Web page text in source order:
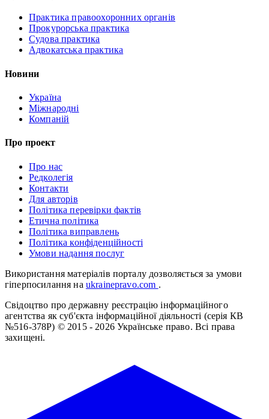
Практика правоохоронних органів
Прокурорська практика
Судова практика
Адвокатська практика
Новини
Україна
Міжнародні
Компаній
Про проект
Про нас
Редколегія
Контакти
Для авторів
Політика перевірки фактів
Етична політика
Політика виправлень
Політика конфіденційності
Умови надання послуг
Використання матеріалів порталу дозволяється за умови
гіперпосилання на ukrainepravo.com .
Свідоцтво про державну реєстрацію інформаційного
агентства як суб'єкта інформаційної діяльності (серія КВ
№516-378Р) © 2015 - 2026 Українське право. Всі права
захищені.